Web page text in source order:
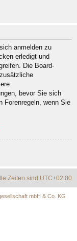
anmelden zu
erledigt und
Die Board-
bevor Sie sich
Forenregeln, wenn Sie
Zeiten sind UTC+02:00
mbH & Co. KG